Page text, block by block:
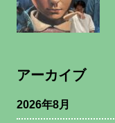
アーカイブ
2026年8月